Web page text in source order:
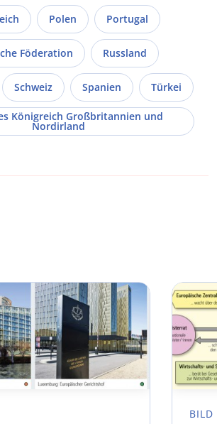
Polen Portugal
Föderation Russland
Schweiz Spanien Türkei
Königreich Großbritannien und
Nordirland
BILD